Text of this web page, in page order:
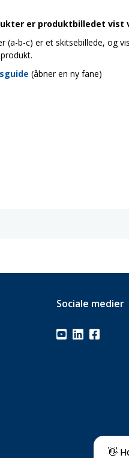
er produktbilledet vist
(a-b-c) er et skitsebillede, og
(åbner en ny fane)
Sociale medier
👋